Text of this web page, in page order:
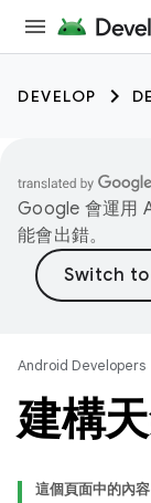
DEVELOP
Google 會運用
能會出錯。
Android Developers
建構
這個頁面中的內容